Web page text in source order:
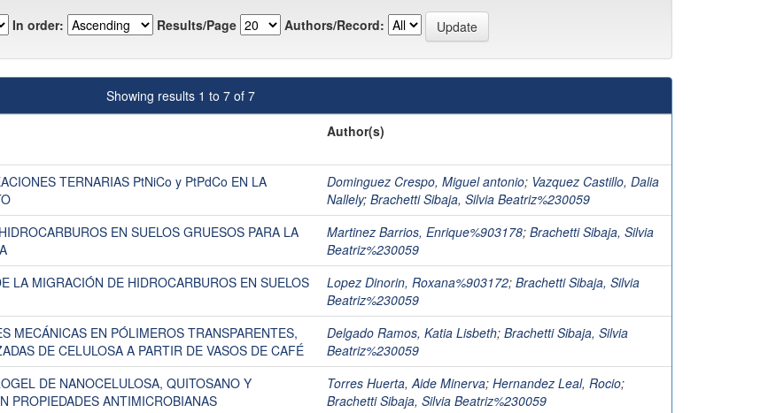
In order: Results/Page Authors/Record:
Showing results 1 to 7 of 7
Author(s)
TERNARIAS PtNiCo y PtPdCo EN LA
Dominguez Crespo, Miguel antonio; Vazquez Castillo, Dalia
Nallely; Brachetti Sibaja, Silvia Beatriz%230059
EN SUELOS GRUESOS PARA LA
Martinez Barrios, Enrique%903178; Brachetti Sibaja, Silvia
Beatriz%230059
LA MIGRACIÓN DE HIDROCARBUROS EN SUELOS
Lopez Dinorin, Roxana%903172; Brachetti Sibaja, Silvia
Beatriz%230059
MECÁNICAS EN PÓLIMEROS TRANSPARENTES,
DE CELULOSA A PARTIR DE VASOS DE CAFÉ
Delgado Ramos, Katia Lisbeth; Brachetti Sibaja, Silvia
Beatriz%230059
DE NANOCELULOSA, QUITOSANO Y
PROPIEDADES ANTIMICROBIANAS
Torres Huerta, Aide Minerva; Hernandez Leal, Rocio;
Brachetti Sibaja, Silvia Beatriz%230059